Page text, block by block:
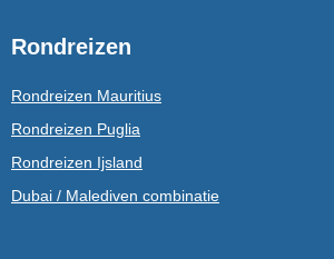
Rondreizen
Rondreizen Mauritius
Rondreizen Puglia
Rondreizen Ijsland
Dubai / Malediven combinatie